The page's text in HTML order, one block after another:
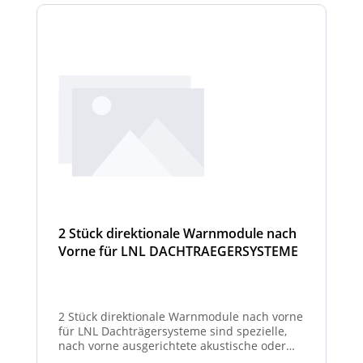
2 Stück direktionale Warnmodule nach
Vorne für LNL DACHTRAEGERSYSTEME
2 Stück direktionale Warnmodule nach vorne
für LNL Dachträgersysteme sind spezielle,
nach vorne ausgerichtete akustische oder